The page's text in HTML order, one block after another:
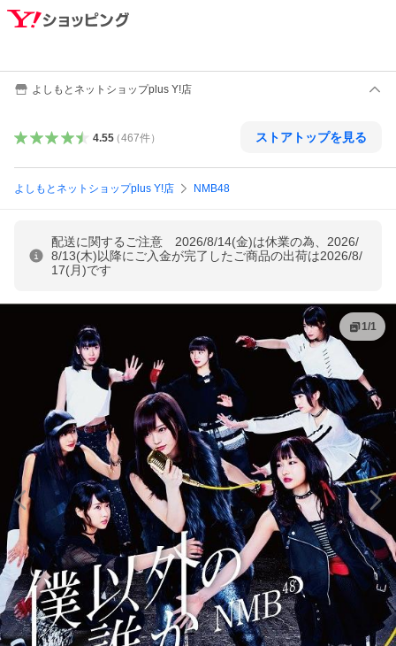
よしもとネットショップplus Y!店
4.55（467件） ストアトップを見る
よしもとネットショップplus Y!店 NMB48
配送に関するご注意 2026/8/14(金)は休業の為、2026/
8/13(木)以降にご入金が完了したご商品の出荷は2026/8/
17(月)です
1/1